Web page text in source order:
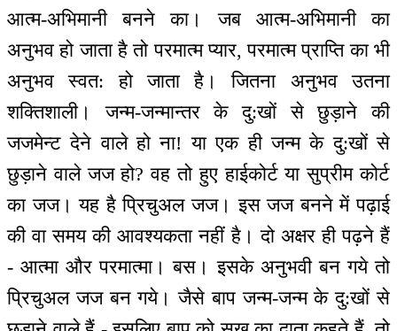
आत्म-अभिमानी बनने का। जब आत्म-अभिमानी का
अनुभव हो जाता है तो परमात्म प्यार, परमात्म प्राप्ति का भी
अनुभव स्वत: हो जाता है। जितना अनुभव उतना
शक्तिशाली। जन्म-जन्मान्तर के दु:खों से छुड़ाने की
जजमेन्ट देने वाले हो ना! या एक ही जन्म के दु:खों से
छुड़ाने वाले जज हो? वह तो हुए हाईकोर्ट या सुप्रीम कोर्ट
का जज। यह है प्रिचुअल जज। इस जज बनने में पढ़ाई
की वा समय की आवश्यकता नहीं है। दो अक्षर ही पढ़ने हैं
- आत्मा और परमात्मा। बस। इसके अनुभवी बन गये तो
प्रिचुअल जज बन गये। जैसे बाप जन्म-जन्म के दु:खों से